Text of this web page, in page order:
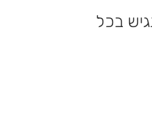
בכל